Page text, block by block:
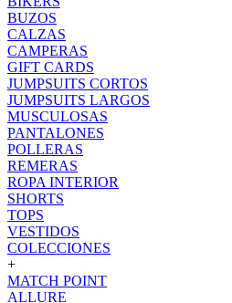
BUZOS
CALZAS
CAMPERAS
GIFT CARDS
JUMPSUITS CORTOS
JUMPSUITS LARGOS
MUSCULOSAS
PANTALONES
POLLERAS
REMERAS
ROPA INTERIOR
SHORTS
TOPS
VESTIDOS
COLECCIONES
+
MATCH POINT
ALLURE